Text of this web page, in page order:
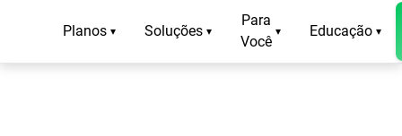
Planos ▾ Soluções ▾
Para
Você
▾ Educação ▾